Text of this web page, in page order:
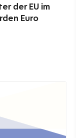
der EU im
Euro